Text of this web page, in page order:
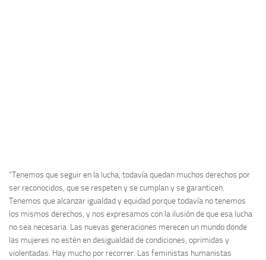
“Tenemos que seguir en la lucha, todavía quedan muchos derechos por
ser reconocidos, que se respeten y se cumplan y se garanticen.
Tenemos que alcanzar igualdad y equidad porque todavía no tenemos
los mismos derechos, y nos expresamos con la ilusión de que esa lucha
no sea necesaria. Las nuevas generaciones merecen un mundo donde
las mujeres no estén en desigualdad de condiciones, oprimidas y
violentadas. Hay mucho por recorrer. Las feministas humanistas